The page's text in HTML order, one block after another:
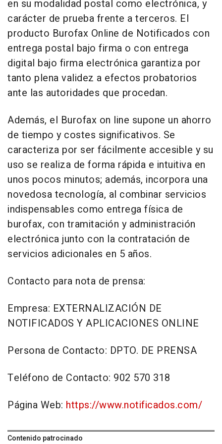
en su modalidad postal como electrónica, y
carácter de prueba frente a terceros. El
producto Burofax Online de Notificados con
entrega postal bajo firma o con entrega
digital bajo firma electrónica garantiza por
tanto plena validez a efectos probatorios
ante las autoridades que procedan.
Además, el Burofax on line supone un ahorro
de tiempo y costes significativos. Se
caracteriza por ser fácilmente accesible y su
uso se realiza de forma rápida e intuitiva en
unos pocos minutos; además, incorpora una
novedosa tecnología, al combinar servicios
indispensables como entrega física de
burofax, con tramitación y administración
electrónica junto con la contratación de
servicios adicionales en 5 años.
Contacto para nota de prensa:
Empresa: EXTERNALIZACIÓN DE
NOTIFICADOS Y APLICACIONES ONLINE
Persona de Contacto: DPTO. DE PRENSA
Teléfono de Contacto: 902 570 318
Página Web: https://www.notificados.com/
Contenido patrocinado